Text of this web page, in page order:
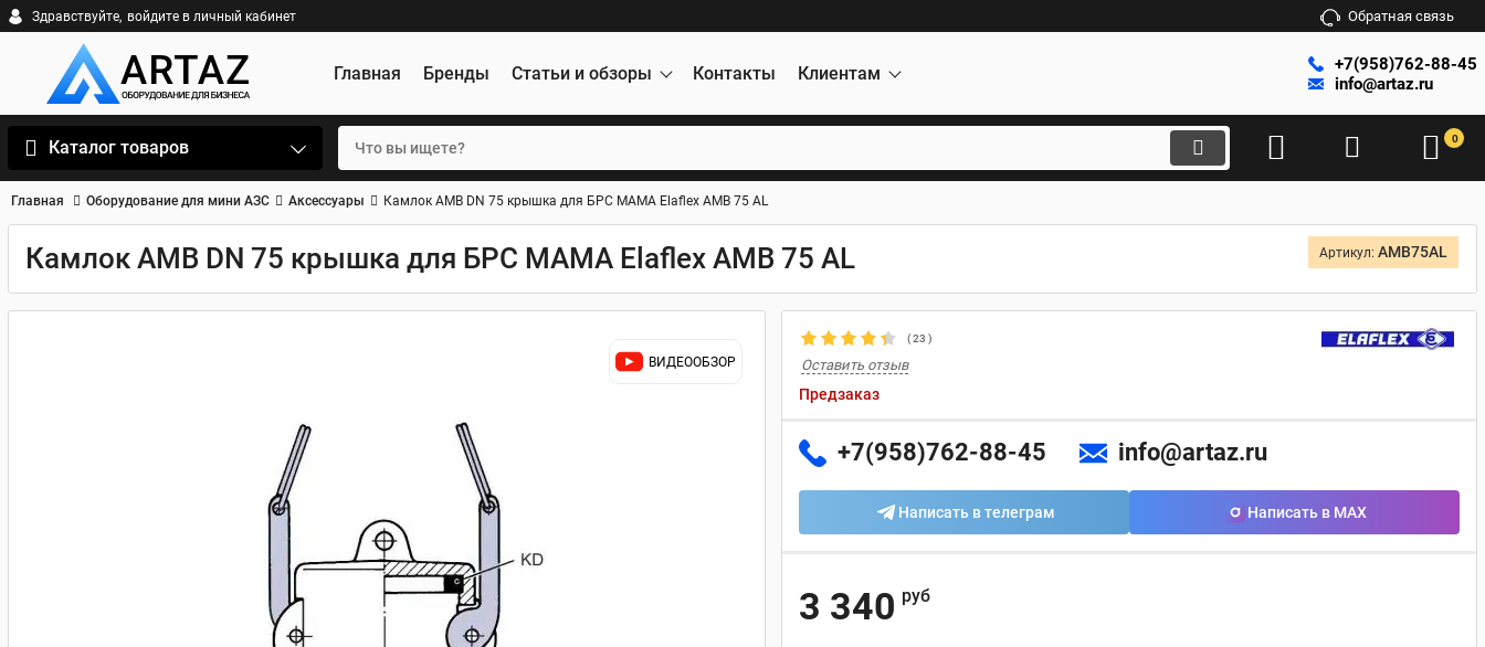
Здравствуйте, войдите в личный кабинет Обратная связь
Главная Бренды Статьи и обзоры Контакты Клиентам
+7(958)762-88-45
info@artaz.ru
Каталог товаров 0
Главная Оборудование для мини АЗС Аксессуары Камлок AMB DN 75 крышка для БРС МАМА Elaflex AMB 75 AL
Камлок AMB DN 75 крышка для БРС МАМА Elaflex AMB 75 AL Артикул: AMB75AL
ВИДЕООБЗОР
(23 )
Оставить отзыв
Предзаказ
+7(958)762-88-45 info@artaz.ru
Написать в телеграм Написать в MAX
3 340 руб